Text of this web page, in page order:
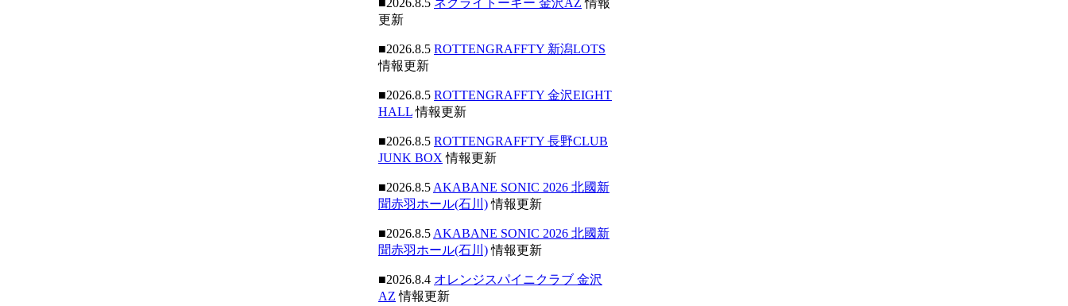
■2026.8.5 ネクライトーキー 金沢AZ 情報
更新
■2026.8.5 ROTTENGRAFFTY 新潟LOTS
情報更新
■2026.8.5 ROTTENGRAFFTY 金沢EIGHT
HALL情報更新
■2026.8.5 ROTTENGRAFFTY 長野CLUB
JUNK BOX 情報更新
■2026.8.5 AKABANE SONIC 2026 北國新
聞赤羽ホール(石川)情報更新
■2026.8.5 AKABANE SONIC 2026 北國新
聞赤羽ホール(石川)情報更新
■2026.8.4 オレンジスパイニクラブ 金沢
AZ 情報更新